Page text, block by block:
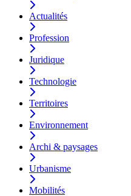
Actualités
Profession
Juridique
Technologie
Territoires
Environnement
Archi & paysages
Urbanisme
Mobilités